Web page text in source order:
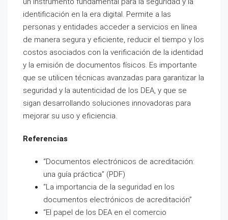
identificación en la era digital. Permite a las
personas y entidades acceder a servicios en línea
de manera segura y eficiente, reducir el tiempo y los
costos asociados con la verificación de la identidad
y la emisión de documentos físicos. Es importante
que se utilicen técnicas avanzadas para garantizar la
seguridad y la autenticidad de los DEA, y que se
sigan desarrollando soluciones innovadoras para
mejorar su uso y eficiencia.
Referencias
“Documentos electrónicos de acreditación:
una guía práctica” (PDF)
“La importancia de la seguridad en los
documentos electrónicos de acreditación”
“El papel de los DEA en el comercio